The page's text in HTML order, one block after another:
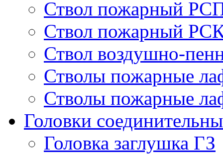
Ствол пожарный
Ствол пожарный
Ствол воздушно-
Стволы пожарные
Стволы пожарные
Головки
Головка заглушка ГЗ